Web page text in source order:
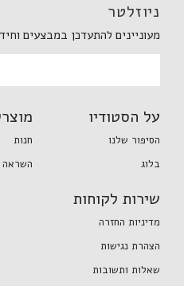
ניוזלטר
מעוניינים להתעדכן במבצעים
על הסטודיו
הסיפור שלנו
בלוג
חנות
השראה
שירות לקוחות
מדיניות החזרה
הצהרת נגישות
שאלות ותשובות